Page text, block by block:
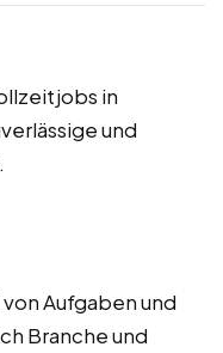
in
und
Aufgaben und
Branche und